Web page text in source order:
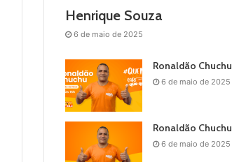
Henrique Souza
6 de maio de 2025
Ronaldão Chuchu
6 de maio de 2025
Ronaldão Chuchu
6 de maio de 2025